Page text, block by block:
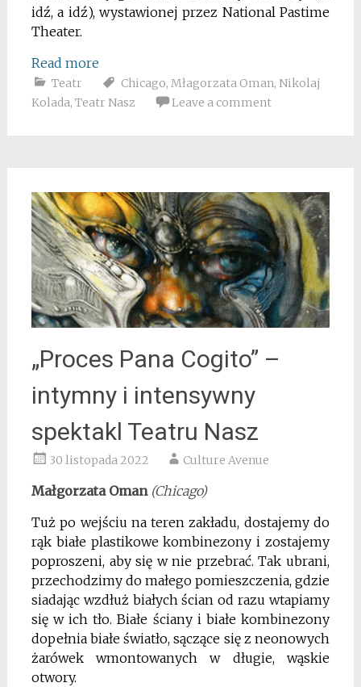
idź, a idź), wystawionej przez National Pastime
Theater.
Read more
Teatr Chicago, Młagorzata Oman, Nikolaj
Kolada, Teatr Nasz Leave a comment
„Proces Pana Cogito” –
intymny i intensywny
spektakl Teatru Nasz
30 listopada 2022 Culture Avenue
Małgorzata Oman (Chicago)
Tuż po wejściu na teren zakładu, dostajemy do
rąk białe plastikowe kombinezony i zostajemy
poproszeni, aby się w nie przebrać. Tak ubrani,
przechodzimy do małego pomieszczenia, gdzie
siadając wzdłuż białych ścian od razu wtapiamy
się w ich tło. Białe ściany i białe kombinezony
dopełnia białe światło, sączące się z neonowych
żarówek wmontowanych w długie, wąskie
otwory.